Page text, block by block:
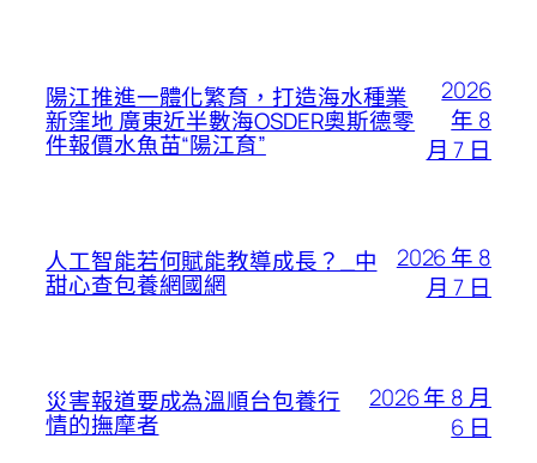
陽江推進一體化繁育，打造海水種業
新窪地 廣東近半數海OSDER奧斯德零
件報價水魚苗“陽江育”
2026
年 8
月 7 日
人工智能若何賦能教導成長？_中
甜心查包養網國網
2026 年 8
月 7 日
災害報道要成為溫順台包養行
情的撫摩者
2026 年 8 月
6 日